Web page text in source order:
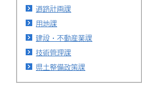
道路計画課
用地課
建設・不動産業課
技術管理課
県土整備政策課